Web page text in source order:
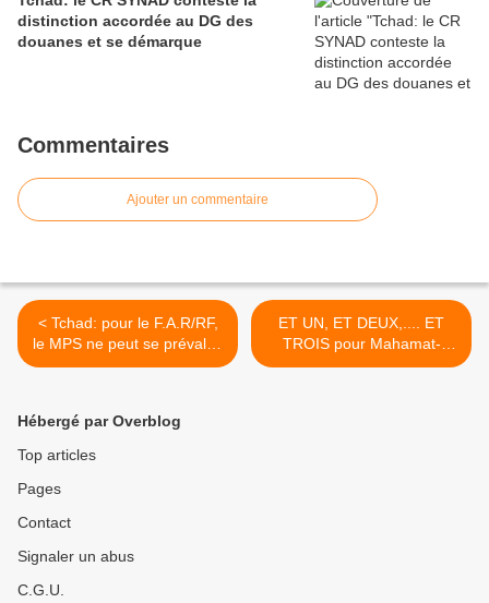
distinction accordée au DG des
douanes et se démarque
Commentaires
Ajouter un commentaire
< Tchad: pour le F.A.R/RF,
le MPS ne peut se prévaloir
de la souverainété du
ET UN, ET DEUX,.... ET
TROIS pour Mahamat-
Saleh Haroun et son acteur
Hébergé par Overblog
Top articles
Pages
Contact
Signaler un abus
C.G.U.